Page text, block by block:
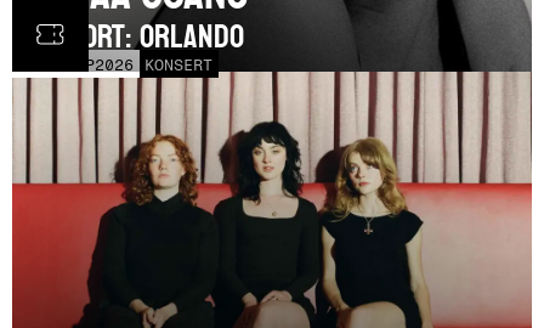
SEP2026 KONSERT
SUPPORT: Orlando